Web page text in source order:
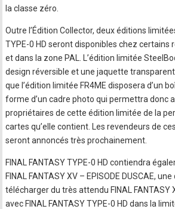
la classe zéro.
Outre l’Édition Collector, deux éditions
TYPE-0 HD seront disponibles chez certains
et dans la zone PAL. L’édition limitée
design réversible et une jaquette
que l’édition limitée FR4ME disposera d’un
forme d’un cadre photo qui permettra donc
propriétaires de cette édition limitée de la
cartes qu’elle contient. Les revendeurs de
seront annoncés très prochainement.
FINAL FANTASY TYPE-0 HD contiendra
FINAL FANTASY XV – EPISODE DUSCAE,
télécharger du très attendu FINAL FANTASY
avec FINAL FANTASY TYPE-0 HD dans la